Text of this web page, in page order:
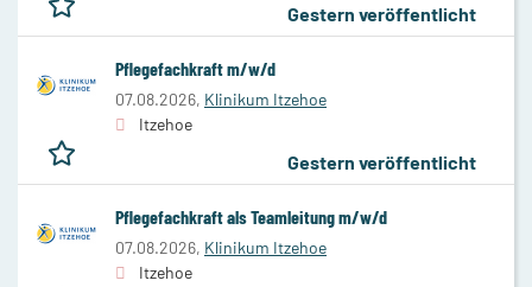
Gestern veröffentlicht
Pflegefachkraft m/w/d
07.08.2026, Klinikum Itzehoe
Itzehoe
Gestern veröffentlicht
Pflegefachkraft als Teamleitung m/w/d
07.08.2026, Klinikum Itzehoe
Itzehoe